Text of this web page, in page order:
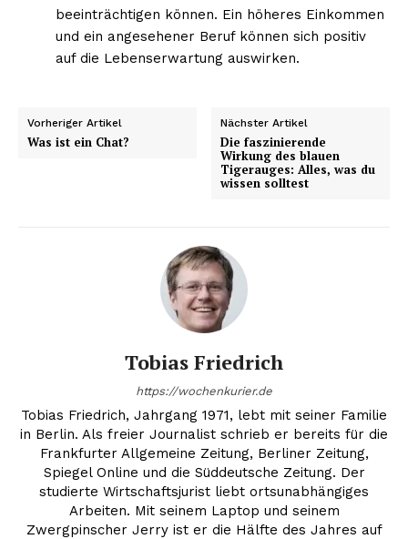
beeinträchtigen können. Ein höheres Einkommen
und ein angesehener Beruf können sich positiv
auf die Lebenserwartung auswirken.
Vorheriger Artikel
Was ist ein Chat?
Nächster Artikel
Die faszinierende
Wirkung des blauen
Tigerauges: Alles, was du
wissen solltest
Tobias Friedrich
https://wochenkurier.de
Tobias Friedrich, Jahrgang 1971, lebt mit seiner Familie
in Berlin. Als freier Journalist schrieb er bereits für die
Frankfurter Allgemeine Zeitung, Berliner Zeitung,
Spiegel Online und die Süddeutsche Zeitung. Der
studierte Wirtschaftsjurist liebt ortsunabhängiges
Arbeiten. Mit seinem Laptop und seinem
Zwergpinscher Jerry ist er die Hälfte des Jahres auf